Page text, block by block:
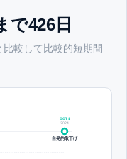
で426日
較して比較的短期間
OCT 1
2024
自発的取下げ